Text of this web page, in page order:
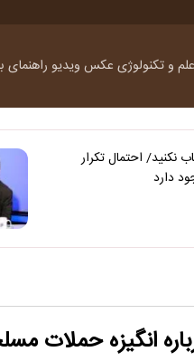
علم و تکنولوژی عکس ویدیو راهنمای
احتمال تکرار
دارد
انگیزه حملات